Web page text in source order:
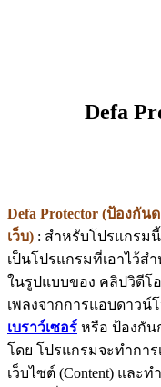
Defa
Defa Protector (ป้องกั
เว็บ) : สำหรับโปรแกรม
เป็นโปรแกรมที่เอาไว้ส
ในรูปแบบของ คลิปวิดีโ
เพลงจากการแอบดาวน์
เบราว์เซอร์ หรือ ป้องกัน
โดย โปรแกรมจะทำกา
เว็บไซต์ (Content) และ